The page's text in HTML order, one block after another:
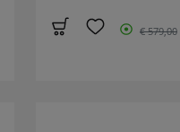
€ 579,00